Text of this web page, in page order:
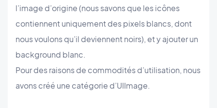
l’image d’origine (nous savons que les icônes
contiennent uniquement des pixels blancs, dont
nous voulons qu’il deviennent noirs), et y ajouter un
background blanc.
Pour des raisons de commodités d’utilisation, nous
avons créé une catégorie d’UIImage.